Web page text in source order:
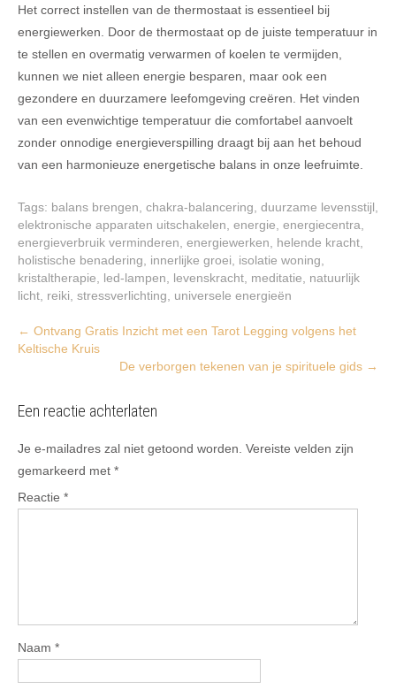
Het correct instellen van de thermostaat is essentieel bij
energiewerken. Door de thermostaat op de juiste temperatuur in
te stellen en overmatig verwarmen of koelen te vermijden,
kunnen we niet alleen energie besparen, maar ook een
gezondere en duurzamere leefomgeving creëren. Het vinden
van een evenwichtige temperatuur die comfortabel aanvoelt
zonder onnodige energieverspilling draagt bij aan het behoud
van een harmonieuze energetische balans in onze leefruimte.
Tags: balans brengen chakra-balancering duurzame levensstijl
elektronische apparaten uitschakelen energie energiecentra
energieverbruik verminderen energiewerken helende kracht
holistische benadering
innerlijke groei isolatie woning
kristaltherapie
led-lampen levenskracht meditatie
natuurlijk
licht reiki stressverlichting universele energieën
Post
navigation
← Ontvang Gratis Inzicht met een Tarot Legging volgens het
Keltische Kruis
De verborgen tekenen van je spirituele gids →
Een reactie achterlaten
Je e-mailadres zal niet getoond worden. Vereiste velden zijn
gemarkeerd met *
Reactie *
Naam *